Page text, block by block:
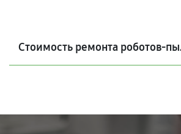
Стоимость ремонта роботов-